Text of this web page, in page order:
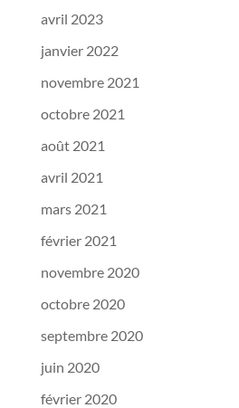
avril 2023
janvier 2022
novembre 2021
octobre 2021
août 2021
avril 2021
mars 2021
février 2021
novembre 2020
octobre 2020
septembre 2020
juin 2020
février 2020